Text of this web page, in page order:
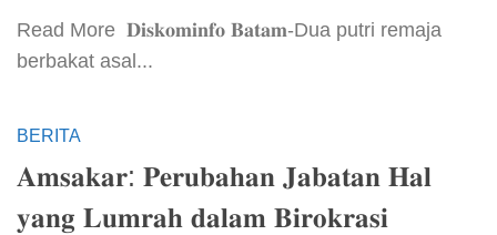
​Read More ​ 𝐃𝐢𝐬𝐤𝐨𝐦𝐢𝐧𝐟𝐨 𝐁𝐚𝐭𝐚𝐦-Dua putri remaja
berbakat asal...
BERITA
𝐀𝐦𝐬𝐚𝐤𝐚𝐫: 𝐏𝐞𝐫𝐮𝐛𝐚𝐡𝐚𝐧 𝐉𝐚𝐛𝐚𝐭𝐚𝐧 𝐇𝐚𝐥
𝐲𝐚𝐧𝐠 𝐋𝐮𝐦𝐫𝐚𝐡 𝐝𝐚𝐥𝐚𝐦 𝐁𝐢𝐫𝐨𝐤𝐫𝐚𝐬𝐢